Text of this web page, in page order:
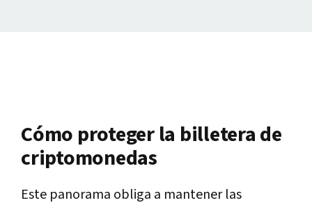
Cómo proteger la billetera de
criptomonedas
Este panorama obliga a mantener las